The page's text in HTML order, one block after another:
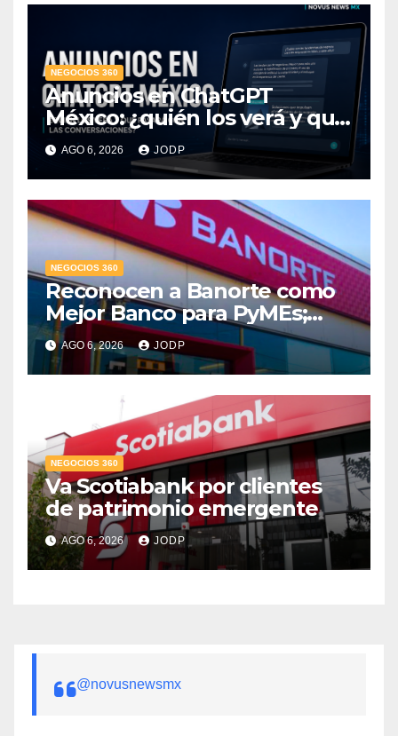
NEGOCIOS 360
Anuncios en ChatGPT
México: ¿quién los verá y qué
pasará con las
conversaciones?
AGO 6, 2026 JODP
NEGOCIOS 360
Reconocen a Banorte como
Mejor Banco para PyMEs;
supera 14% del mercado
crediticio
AGO 6, 2026 JODP
NEGOCIOS 360
Va Scotiabank por clientes
de patrimonio emergente
AGO 6, 2026 JODP
@novusnewsmx